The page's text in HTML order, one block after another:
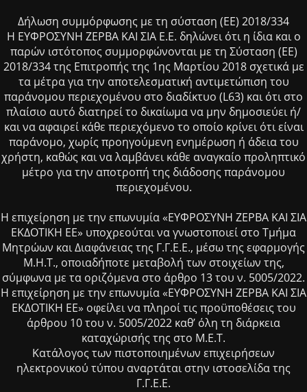
Δήλωση συμμόρφωσης με τη σύσταση (ΕΕ) 2018/334
Η ΕΥΦΡΟΣΥΝΗ ΖΕΡΒΑ ΚΑΙ ΣΙΑ Ε.Ε. δηλώνει ότι η ίδια και ο
παρών ιστότοπος συμμορφώνονται με τη Σύσταση (ΕΕ)
2018/334 της Επιτροπής της 1ης Μαρτίου 2018 σχετικά με
τα μέτρα για την αποτελεσματική αντιμετώπιση του
παράνομου περιεχομένου στο διαδίκτυο (L63) και ότι στο
πλαίσιο αυτό διατηρεί το δικαίωμα να μην δημοσιεύει ή/
και να αφαιρεί κάθε περιεχόμενο το οποίο κρίνει ότι είναι
παράνομο, χωρίς προηγούμενη ενημέρωση ή άδεια του
χρήστη, καθώς και να λαμβάνει κάθε αναγκαίο προληπτικό
μέτρο για την αποτροπή της διάδοσης παράνομου
περιεχομένου.
Η επιχείρηση με την επωνυμία «ΕΥΦΡΟΣΥΝΗ ΖΕΡΒΑ ΚΑΙ ΣΙΑ
ΕΚΔΟΤΙΚΗ ΕΕ» υποχρεούται να γνωστοποιεί στο Τμήμα
Μητρώων και Διαφάνειας της Γ.Γ.Ε.Ε., μέσω της εφαρμογής
Μ.Η.Τ., οποιαδήποτε μεταβολή των στοιχείων της,
σύμφωνα με τα οριζόμενα στο άρθρο 13 του ν. 5005/2022.
Η επιχείρηση με την επωνυμία «ΕΥΦΡΟΣΥΝΗ ΖΕΡΒΑ ΚΑΙ ΣΙΑ
ΕΚΔΟΤΙΚΗ ΕΕ» οφείλει να πληροί τις προϋποθέσεις του
άρθρου 10 του ν. 5005/2022 καθ’ όλη τη διάρκεια
καταχώρισής της στο Μ.Ε.Τ.
Κατάλογος των πιστοποιημένων επιχειρήσεων
ηλεκτρονικού τύπου αναρτάται στην ιστοσελίδα της
Γ.Γ.Ε.Ε.